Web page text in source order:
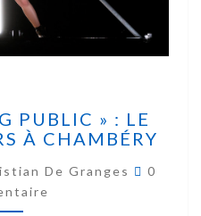
PUBLIC » : LE
À CHAMBÉRY
De Granges
0